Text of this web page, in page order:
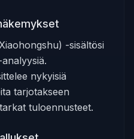
-sisältösi
nykyisiä
tarjotakseen
tuloennusteet.